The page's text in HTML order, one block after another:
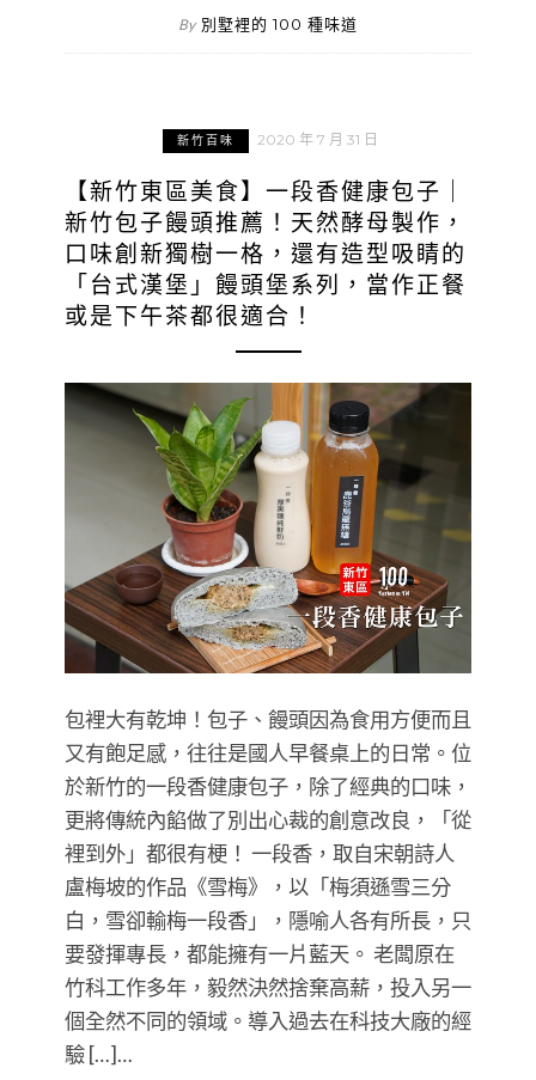
By 別墅裡的 100 種味道
新竹百味 2020 年 7 月 31 日
【新竹東區美食】一段香健康包子｜
新竹包子饅頭推薦！天然酵母製作，
口味創新獨樹一格，還有造型吸睛的
「台式漢堡」饅頭堡系列，當作正餐
或是下午茶都很適合！
包裡大有乾坤！包子、饅頭因為食用方便而且
又有飽足感，往往是國人早餐桌上的日常。位
於新竹的一段香健康包子，除了經典的口味，
更將傳統內餡做了別出心裁的創意改良，「從
裡到外」都很有梗！ 一段香，取自宋朝詩人
盧梅坡的作品《雪梅》，以「梅須遜雪三分
白，雪卻輸梅一段香」，隱喻人各有所長，只
要發揮專長，都能擁有一片藍天。 老闆原在
竹科工作多年，毅然決然捨棄高薪，投入另一
個全然不同的領域。導入過去在科技大廠的經
驗 […]…